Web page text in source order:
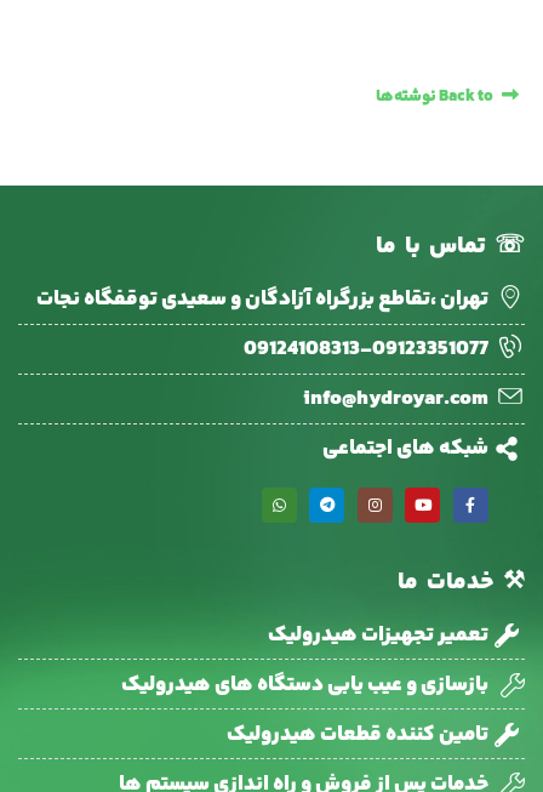
☏ تماس با ما
تهران ،تقاطع بزرگراه آزادگان و سعیدی توقفگاه نجات
09124108313-09123351077
info@hydroyar.com
شبکه های اجتماعی
⚒ خدمات ما
تعمیر تجهیزات هیدرولیک
بازسازی و عیب یابی دستگاه های هیدرولیک
تامین کننده قطعات هیدرولیک
خدمات پس از فروش و راه اندازی سیستم ها